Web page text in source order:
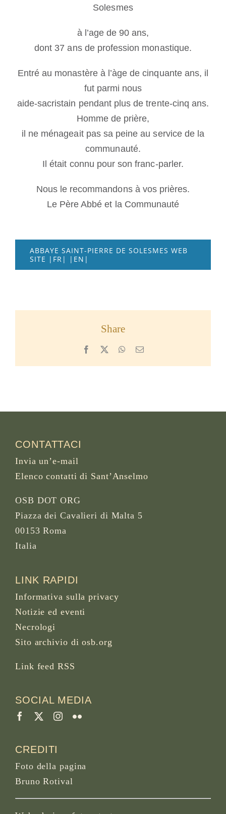
Solesmes
à l’age de 90 ans,
dont 37 ans de profession monastique.
Entré au monastère à l’àge de cinquante ans, il
fut parmi nous
aide-sacristain pendant plus de trente-cinq ans.
Homme de prière,
il ne ménageait pas sa peine au service de la
communauté.
Il était connu pour son franc-parler.
Nous le recommandons à vos prières.
Le Père Abbé et la Communauté
ABBAYE SAINT-PIERRE DE SOLESMES WEB
SITE |FR| |EN|
Share
Facebook WhatsApp
Email
CONTATTACI
Invia un’e-mail
Elenco contatti di Sant’Anselmo
OSB DOT ORG
Piazza dei Cavalieri di Malta 5
00153 Roma
Italia
LINK RAPIDI
Informativa sulla privacy
Notizie ed eventi
Necrologi
Sito archivio di osb.org
Link feed RSS
SOCIAL MEDIA
CREDITI
Foto della pagina
Bruno Rotival